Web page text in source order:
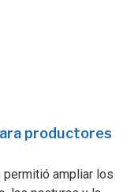
productores
ampliar los